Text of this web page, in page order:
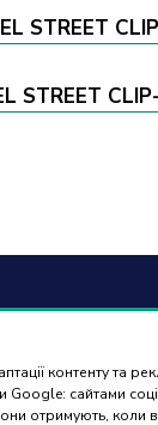
контенту та
Google: сайтами
отримують,
STREET
в робочі дні з 9:00